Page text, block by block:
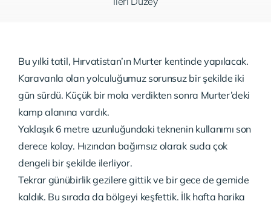
Bu yılki tatil, Hırvatistan’ın Murter kentinde yapılacak.
Karavanla olan yolculuğumuz sorunsuz bir şekilde iki
gün sürdü. Küçük bir mola verdikten sonra Murter’deki
kamp alanına vardık.
Yaklaşık 6 metre uzunluğundaki teknenin kullanımı son
derece kolay. Hızından bağımsız olarak suda çok
dengeli bir şekilde ilerliyor.
Tekrar günübirlik gezilere gittik ve bir gece de gemide
kaldık. Bu sırada da bölgeyi keşfettik. İlk hafta harika